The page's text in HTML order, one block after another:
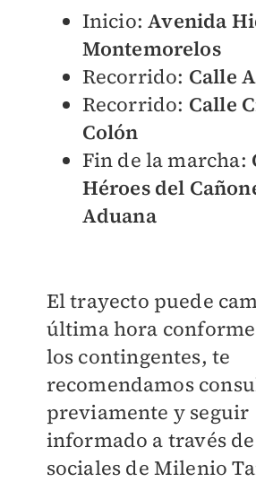
Inicio:Avenida
Montemorelos
Recorrido: Calle
Recorrido: Calle
Colón
Fin de la marcha:
Héroes del
Aduana
El trayecto puede
última hora
los contingentes, te
recomendamos
previamente y seguir
informado a través
sociales de Milenio